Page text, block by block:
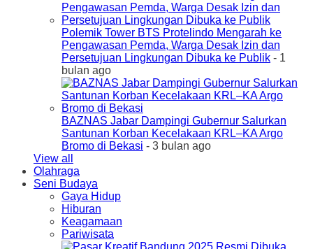
Polemik Tower BTS Protelindo Mengarah ke
Pengawasan Pemda, Warga Desak Izin dan
Persetujuan Lingkungan Dibuka ke Publik - 1
bulan ago
BAZNAS Jabar Dampingi Gubernur Salurkan
Santunan Korban Kecelakaan KRL–KA Argo
Bromo di Bekasi - 3 bulan ago
View all
Olahraga
Seni Budaya
Gaya Hidup
Hiburan
Keagamaan
Pariwisata